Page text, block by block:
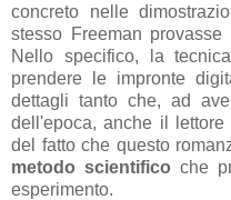
concreto nelle
stesso Freeman
Nello specifico, la
prendere le impronte
dettagli tanto che, ad
dell'epoca, anche il
del fatto che questo
metodo scientifico che
esperimento.